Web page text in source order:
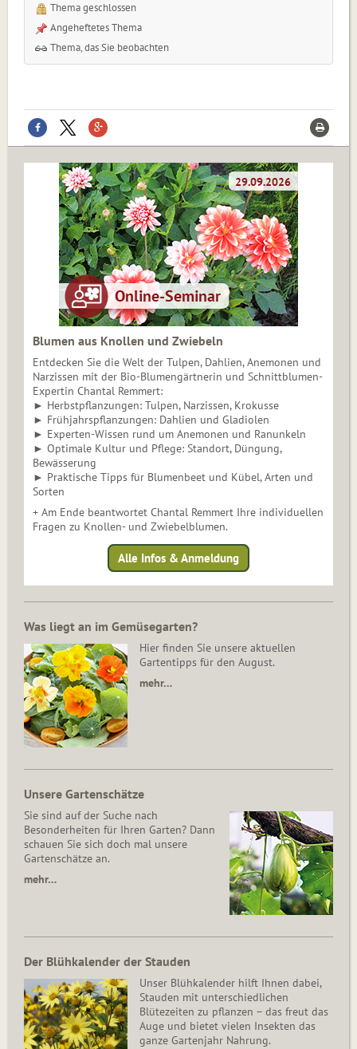
Thema geschlossen
Angeheftetes Thema
Thema, das Sie beobachten
Blumen aus Knollen und Zwiebeln
Entdecken Sie die Welt der Tulpen, Dahlien, Anemonen und
Narzissen mit der Bio-Blumengärtnerin und Schnittblumen-
Expertin Chantal Remmert:
► Herbstpflanzungen: Tulpen, Narzissen, Krokusse
► Frühjahrspflanzungen: Dahlien und Gladiolen
► Experten-Wissen rund um Anemonen und Ranunkeln
► Optimale Kultur und Pflege: Standort, Düngung,
Bewässerung
► Praktische Tipps für Blumenbeet und Kübel, Arten und
Sorten
+ Am Ende beantwortet Chantal Remmert Ihre individuellen
Fragen zu Knollen- und Zwiebelblumen.
Alle Infos & Anmeldung
Was liegt an im Gemüsegarten?
Hier finden Sie unsere aktuellen
Gartentipps für den August.
mehr…
Unsere Gartenschätze
Sie sind auf der Suche nach
Besonderheiten für Ihren Garten? Dann
schauen Sie sich doch mal unsere
Gartenschätze an.
mehr…
Der Blühkalender der Stauden
Unser Blühkalender hilft Ihnen dabei,
Stauden mit unterschiedlichen
Blütezeiten zu pflanzen – das freut das
Auge und bietet vielen Insekten das
ganze Gartenjahr Nahrung.